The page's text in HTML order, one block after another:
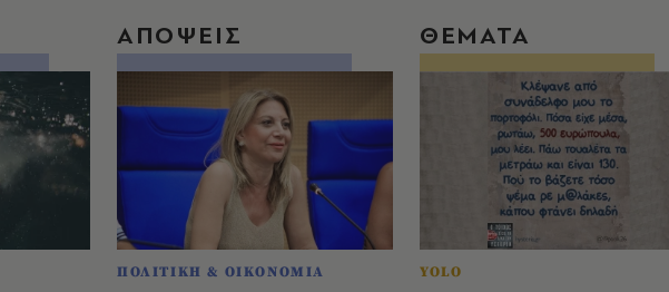
ΑΠΟΨΕΙΣ
ΠΟΛΙΤΙΚΗ & ΟΙΚΟΝΟΜΙΑ
ΘΕΜΑΤΑ
YOLO